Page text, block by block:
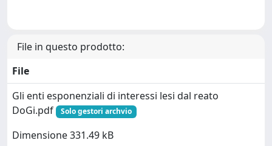
File in questo prodotto:
File
Gli enti esponenziali di interessi lesi dal reato
DoGi.pdf
Solo gestori archvio
Dimensione 331.49 kB